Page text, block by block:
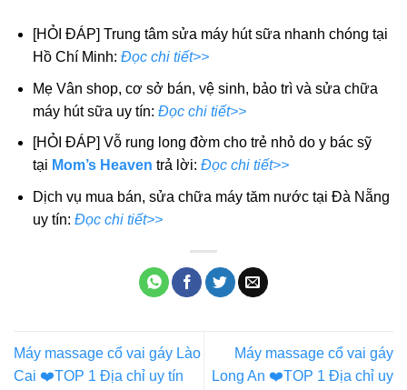
[HỎI ĐÁP] Trung tâm sửa máy hút sữa nhanh chóng tại
Hồ Chí Minh: Đọc chi tiết>>
Mẹ Vân shop, cơ sở bán, vệ sinh, bảo trì và sửa chữa
máy hút sữa uy tín: Đọc chi tiết>>
[HỎI ĐÁP] Vỗ rung long đờm cho trẻ nhỏ do y bác sỹ
tại Mom’s Heaven trả lời: Đọc chi tiết>>
Dịch vụ mua bán, sửa chữa máy tăm nước tại Đà Nẵng
uy tín: Đọc chi tiết>>
Máy massage cổ vai gáy Lào
Cai ❤️️TOP 1 Địa chỉ uy tín
Máy massage cổ vai gáy
Long An ❤️️TOP 1 Địa chỉ uy